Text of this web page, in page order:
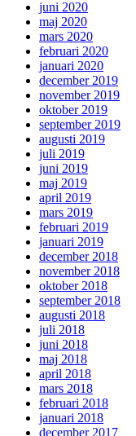
juni 2020
maj 2020
mars 2020
februari 2020
januari 2020
december 2019
november 2019
oktober 2019
september 2019
augusti 2019
juli 2019
juni 2019
maj 2019
april 2019
mars 2019
februari 2019
januari 2019
december 2018
november 2018
oktober 2018
september 2018
augusti 2018
juli 2018
juni 2018
maj 2018
april 2018
mars 2018
februari 2018
januari 2018
december 2017